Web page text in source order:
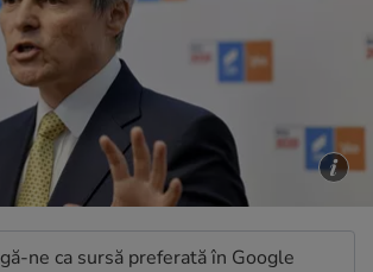
ne ca sursă preferată în Google